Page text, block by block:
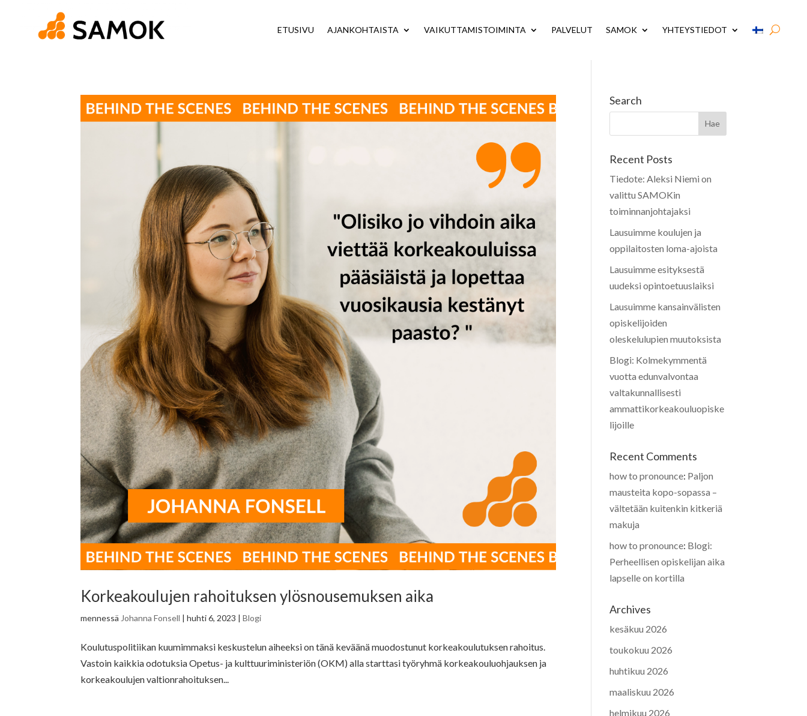
ETUSIVU AJANKOHTAISTA VAIKUTTAMISTOIMINTA PALVELUT SAMOK YHTEYSTIEDOT
Korkeakoulujen rahoituksen ylösnousemuksen aika
mennessä Johanna Fonsell |huhti 6, 2023 |Blogi
Koulutuspolitiikan kuumimmaksi keskustelun aiheeksi on tänä keväänä muodostunut korkeakoulutuksen rahoitus.
Vastoin kaikkia odotuksia Opetus- ja kulttuuriministeriön (OKM) alla starttasi työryhmä korkeakouluohjauksen ja
korkeakoulujen valtionrahoituksen...
Search
Recent Posts
Tiedote: Aleksi Niemi on
valittu SAMOKin
toiminnanjohtajaksi
Lausuimme koulujen ja
oppilaitosten loma-ajoista
Lausuimme esityksestä
uudeksi opintoetuuslaiksi
Lausuimme kansainvälisten
opiskelijoiden
oleskelulupien muutoksista
Blogi: Kolmekymmentä
vuotta edunvalvontaa
valtakunnallisesti
ammattikorkeakouluopiske
lijoille
Recent Comments
how to pronounce: Paljon
mausteita kopo-sopassa –
vältetään kuitenkin kitkeriä
makuja
how to pronounce: Blogi:
Perheellisen opiskelijan aika
lapselle on kortilla
Archives
kesäkuu 2026
toukokuu 2026
huhtikuu 2026
maaliskuu 2026
helmikuu 2026